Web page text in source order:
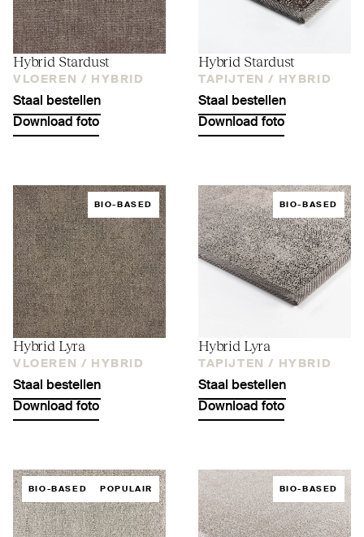
Hybrid Stardust
VLOEREN / HYBRID
Staal bestellen
Download foto
Hybrid Stardust
TAPIJTEN / HYBRID
Staal bestellen
Download foto
BIO-BASED
Hybrid Lyra
VLOEREN / HYBRID
Staal bestellen
Download foto
BIO-BASED
Hybrid Lyra
TAPIJTEN / HYBRID
Staal bestellen
Download foto
BIO-BASED POPULAIR BIO-BASED